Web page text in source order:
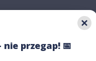
przegap! 📅
Zarejestruj się
Zarejestruj się